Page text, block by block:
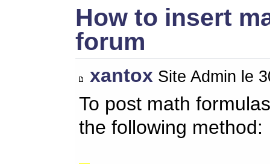
How to insert
forum
xantox Site Admin le
To post math
the following method: